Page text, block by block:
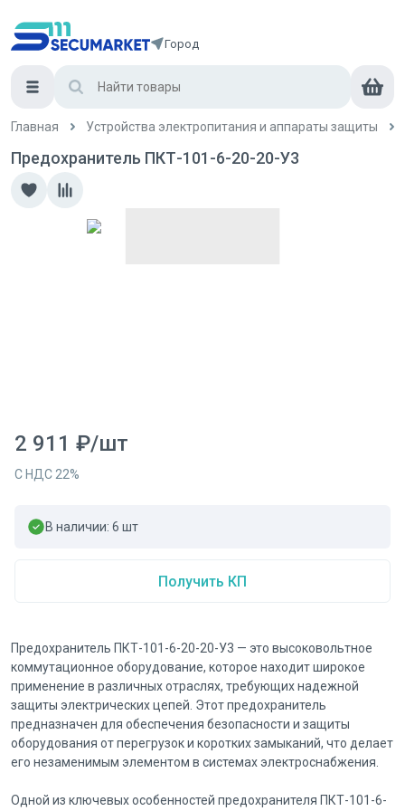
Город
Главная Устройства электропитания и аппараты защиты
Предохранитель ПКТ-101-6-20-20-У3
2 911 ₽/шт
С НДС 22%
В наличии: 6 шт
Получить КП
Предохранитель ПКТ-101-6-20-20-У3 — это высоковольтное
коммутационное оборудование, которое находит широкое
применение в различных отраслях, требующих надежной
защиты электрических цепей. Этот предохранитель
предназначен для обеспечения безопасности и защиты
оборудования от перегрузок и коротких замыканий, что делает
его незаменимым элементом в системах электроснабжения.
Одной из ключевых особенностей предохранителя ПКТ-101-6-